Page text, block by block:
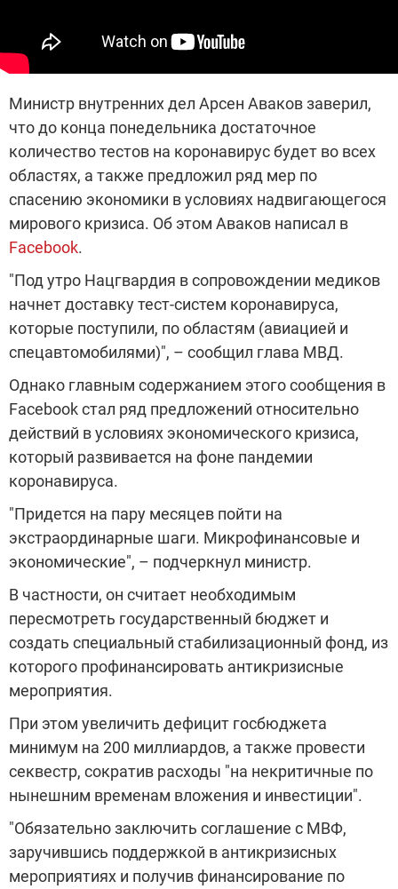
Министр внутренних дел Арсен Аваков заверил,
что до конца понедельника достаточное
количество тестов на коронавирус будет во всех
областях, а также предложил ряд мер по
спасению экономики в условиях надвигающегося
мирового кризиса. Об этом Аваков написал в
Facebook.
"Под утро Нацгвардия в сопровождении медиков
начнет доставку тест-систем коронавируса,
которые поступили, по областям (авиацией и
спецавтомобилями)", – сообщил глава МВД.
Однако главным содержанием этого сообщения в
Facebook стал ряд предложений относительно
действий в условиях экономического кризиса,
который развивается на фоне пандемии
коронавируса.
"Придется на пару месяцев пойти на
экстраординарные шаги. Микрофинансовые и
экономические", – подчеркнул министр.
В частности, он считает необходимым
пересмотреть государственный бюджет и
создать специальный стабилизационный фонд, из
которого профинансировать антикризисные
мероприятия.
При этом увеличить дефицит госбюджета
минимум на 200 миллиардов, а также провести
секвестр, сократив расходы "на некритичные по
нынешним временам вложения и инвестиции".
"Обязательно заключить соглашение с МВФ,
заручившись поддержкой в антикризисных
мероприятиях и получив финансирование по